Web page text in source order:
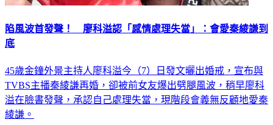
陷風波首發聲！ 廖科溢認「感情處理失當」：會愛秦綾謙到
底
45歲金鐘外景主持人廖科溢今（7）日發文曬出婚戒，宣布與
TVBS主播秦綾謙再婚，卻被前女友爆出劈腿風波，稍早廖科
溢在臉書發聲，承認自己處理失當，現階段會義無反顧地愛秦
綾謙。